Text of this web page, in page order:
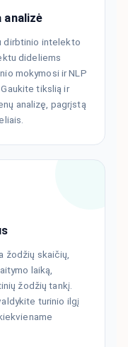
dirbtinio intelekto
dideliems
mokymosi ir NLP
tikslią ir
analizę, pagrįstą
žodžių skaičių,
laiką,
žodžių tankį.
turinio ilgį